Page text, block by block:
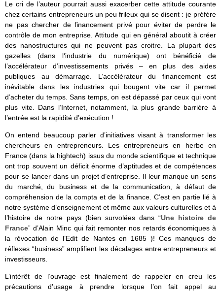
Le cri de l’auteur pourrait aussi exacerber cette attitude courante
chez certains entrepreneurs un peu frileux qui se disent : je préfère
ne pas chercher de financement privé pour éviter de perdre le
contrôle de mon entreprise. Attitude qui en général aboutit à créer
des nanostructures qui ne peuvent pas croitre. La plupart des
gazelles (dans l‘industrie du numérique) ont bénéficié de
l’accélérateur d’investissements privés – en plus des aides
publiques au démarrage. L’accélérateur du financement est
inévitable dans les industries qui bougent vite car il permet
d’acheter du temps. Sans temps, on est dépassé par ceux qui vont
plus vite. Dans l’Internet, notamment, la plus grande barrière à
l’entrée est la rapidité d’exécution !
On entend beaucoup parler d’initiatives visant à transformer les
chercheurs en entrepreneurs. Les entrepreneurs en herbe en
France (dans la hightech) issus du monde scientifique et technique
ont trop souvent un déficit énorme d’aptitudes et de compétences
pour se lancer dans un projet d’entreprise. Il leur manque un sens
du marché, du business et de la communication, à défaut de
compréhension de la compta et de la finance. C’est en partie lié à
notre système d’enseignement et même aux valeurs culturelles et à
l’histoire de notre pays (bien survolées dans “Une histoire de
France” d’Alain Minc qui fait remonter nos retards économiques à
la révocation de l’Edit de Nantes en 1685 )! Ces manques de
réflexes “business” amplifient les décalages entre entrepreneurs et
investisseurs.
L’intérêt de l’ouvrage est finalement de rappeler en creu les
précautions d’usage à prendre lorsque l’on fait appel au